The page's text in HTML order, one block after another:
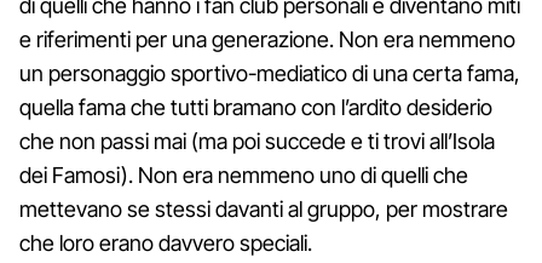
di quelli che hanno i fan club personali e diventano miti
e riferimenti per una generazione. Non era nemmeno
un personaggio sportivo-mediatico di una certa fama,
quella fama che tutti bramano con l’ardito desiderio
che non passi mai (ma poi succede e ti trovi all’Isola
dei Famosi). Non era nemmeno uno di quelli che
mettevano se stessi davanti al gruppo, per mostrare
che loro erano davvero speciali.